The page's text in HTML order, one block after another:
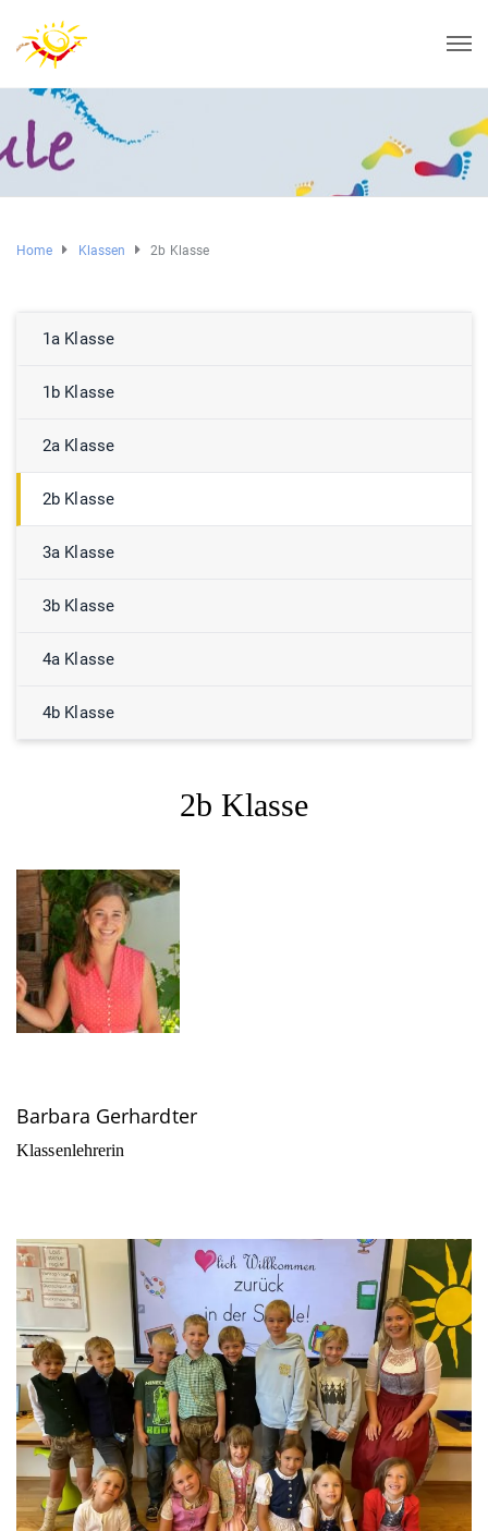
Home Klassen 2b Klasse
1a Klasse
1b Klasse
2a Klasse
2b Klasse
3a Klasse
3b Klasse
4a Klasse
4b Klasse
2b Klasse
Barbara Gerhardter
Klassenlehrerin